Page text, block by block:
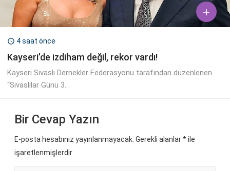

 4 saat önce
Kayseri’de izdiham değil, rekor vardı!
Kayseri Sivaslı Dernekler Federasyonu tarafından düzenlenen
“Sivaslılar Günü 3.
Bir Cevap Yazın
E-posta hesabınız yayınlanmayacak. Gerekli alanlar*ile
işaretlenmişlerdir